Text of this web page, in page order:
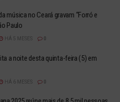
música no Ceará gravam “Forró e
Paulo
HÁ 5 MESES
a noite desta quinta-feira (5) em
HÁ 6 MESES